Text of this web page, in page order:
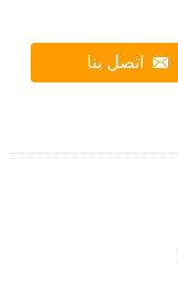
اتصل بنا